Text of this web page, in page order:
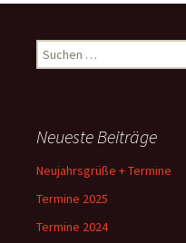
Suche
nach:
Neueste Beiträge
Neujahrsgrüße + Termine
Termine 2025
Termine 2024